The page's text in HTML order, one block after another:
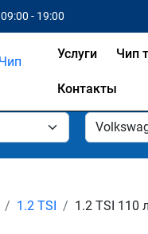
- 19:00
Услуги Чип
Контакты
1.2 TSI 1.2 TSI 110